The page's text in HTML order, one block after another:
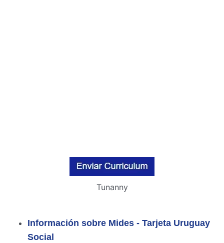
Tunanny
Información sobre Mides - Tarjeta Uruguay
Social